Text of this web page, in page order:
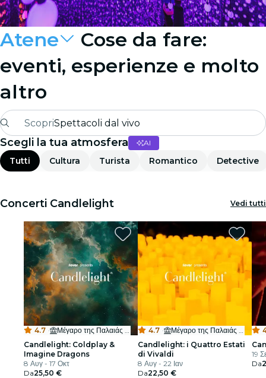
Atene
Cose da fare:
eventi, esperienze e molto
altro
ScopriSpettacoli dal vivo
Madrid
Londra
Esperienze e città
San Paolo
Mostre
Seoul
Tour città
Concerti
Scegli la tua atmosfera AI
Tutti Cultura Turista Romantico Detective
Concerti Candlelight Vedi tutti
4.7 ·
Candlelight: Coldplay &
Imagine Dragons
8 Αυγ - 17 Οκτ
Da25,50 €
4.7 ·
Candlelight: i Quattro Estati
di Vivaldi
8 Αυγ - 22 Ιαν
Da22,50 €
19
Da